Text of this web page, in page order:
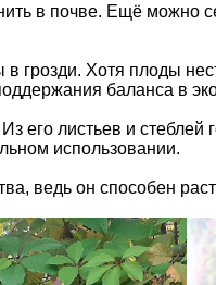
в почве. Ещё можно
грозди. Хотя плоды
баланса в
его листьев и стеблей
использовании.
ведь он способен